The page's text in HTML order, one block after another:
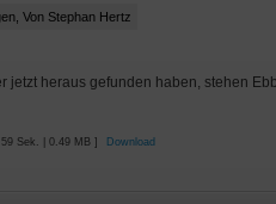
, Von Stephan Hertz
jetzt heraus gefunden haben, stehen
[ 59 Sek. | 0.49 MB ] Download